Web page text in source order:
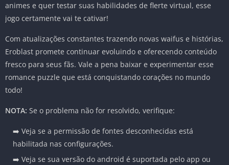
animes e quer testar suas habilidades de flerte virtual, esse
jogo certamente vai te cativar!
Com atualizações constantes trazendo novas waifus e histórias,
Eroblast promete continuar evoluindo e oferecendo conteúdo
fresco para seus fãs. Vale a pena baixar e experimentar esse
romance puzzle que está conquistando corações no mundo
todo!
NOTA: Se o problema não for resolvido, verifique:
➡️ Veja se a permissão de fontes desconhecidas está
habilitada nas configurações.
➡️ Veja se sua versão do android é suportada pelo app ou